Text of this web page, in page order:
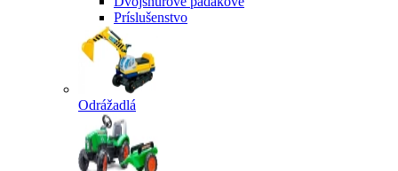
Príslušenstvo
Odrážadlá